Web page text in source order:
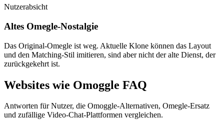
Nutzerabsicht
Altes Omegle-Nostalgie
Das Original-Omegle ist weg. Aktuelle Klone können das Layout
und den Matching-Stil imitieren, sind aber nicht der alte Dienst, der
zurückgekehrt ist.
Websites wie Omoggle FAQ
Antworten für Nutzer, die Omoggle-Alternativen, Omegle-Ersatz
und zufällige Video-Chat-Plattformen vergleichen.